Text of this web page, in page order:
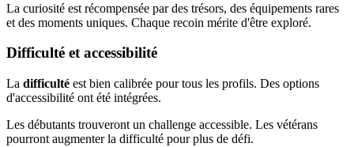
La curiosité est récompensée par des trésors, des équipements rares
et des moments uniques. Chaque recoin mérite d'être exploré.
Difficulté et accessibilité
La difficulté est bien calibrée pour tous les profils. Des options
d'accessibilité ont été intégrées.
Les débutants trouveront un challenge accessible. Les vétérans
pourront augmenter la difficulté pour plus de défi.